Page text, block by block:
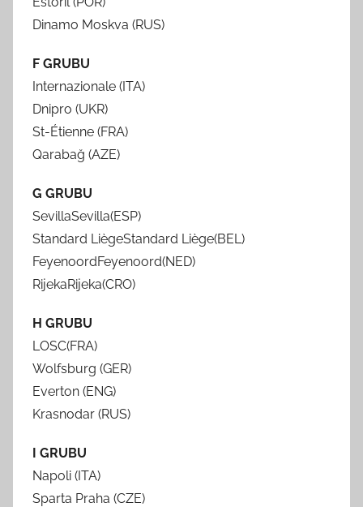
Dinamo Moskva (RUS)
F GRUBU
Internazionale (ITA)
Dnipro (UKR)
St-Étienne (FRA)
Qarabağ (AZE)
G GRUBU
SevillaSevilla(ESP)
Standard LiègeStandard Liège(BEL)
FeyenoordFeyenoord(NED)
RijekaRijeka(CRO)
H GRUBU
LOSC(FRA)
Wolfsburg (GER)
Everton (ENG)
Krasnodar (RUS)
I GRUBU
Napoli (ITA)
Sparta Praha (CZE)